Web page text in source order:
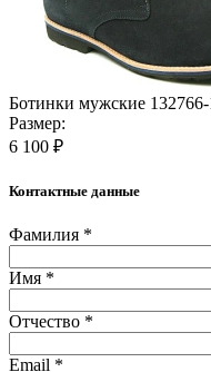
Ботинки мужские
Размер:
6 100 ₽
Контактные данные
Фамилия *
Имя *
Отчество *
Email *